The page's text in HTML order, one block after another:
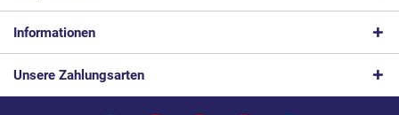
Informationen
Unsere Zahlungsarten